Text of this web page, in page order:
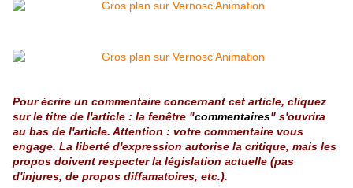
Pour écrire un commentaire concernant cet article, cliquez
sur le titre de l'article : la fenêtre "commentaires" s'ouvrira
au bas de l'article. Attention : votre commentaire vous
engage. La liberté d'expression autorise la critique, mais les
propos doivent respecter la législation actuelle (pas
d'injures, de propos diffamatoires, etc.).